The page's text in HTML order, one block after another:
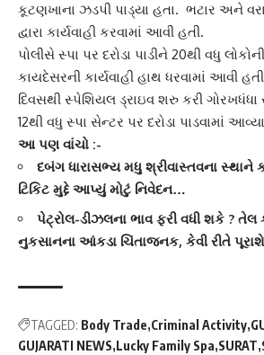
કૂટણખાના ઝડપી પાડ્યા હતા. ભટાર અને
દ્વારા કાર્યવાહી કરવામાં આવી હતી.
પોલીસે સ્પા પર દરોડા પાડીને 20થી વધુ
કાયદેસરની કાર્યવાહી હાથ ધરવામાં આવી
દિવસથી સ્પેશિયલ ડ્રાઇવ શરુ કરી ગોરખધંધા
12થી વધુ સ્પા સેન્ટર પર દરોડા પાડવામાં
આ પણ વાંચો :-
દબંગ ધારાસભ્ય મધુ શ્રીવાસ્તવના સ્થાને
ટિકિટ મુદ્દે આપ્યું મોટું નિવેદન…
પેટ્રોલ-ડીઝલના ભાવ ફરી વધી શકે ? તેલ
નુકસાનના આંકડા ચિંતાજનક, કેવી રીતે પૂરાશે
TAGGED: Body Trade Criminal Activity
GUJARATI NEWS Lucky Family Spa SURAT